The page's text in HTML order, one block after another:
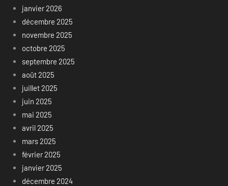
janvier 2026
décembre 2025
novembre 2025
octobre 2025
septembre 2025
août 2025
juillet 2025
juin 2025
mai 2025
avril 2025
mars 2025
février 2025
janvier 2025
décembre 2024